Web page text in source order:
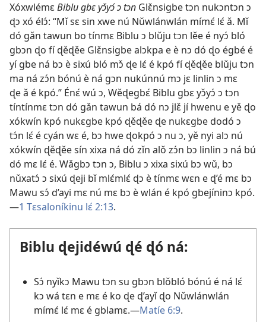
XóxwlémɛBiblu gbɛ yɔ̌yɔ́ ɔ tɔn Glɛ̌nsigbe tɔn nukɔntɔn ɔ
ɖɔ xó élɔ́: “Mǐ sɛ sin xwe nú Nǔwlánwlán mímɛ́ lɛ́ ǎ. Mǐ
dó gǎn tawun bo tínmɛ Biblu ɔ blǔju tɔn lěe é nyɔ́ bló
gbɔn ɖo fí ɖěɖěe Glɛ̌nsigbe alɔkpa e è nɔ dó ɖo égbé é
yí gbe ná bɔ è sixú bló mɔ̌ ɖe lɛ́ é kpó fí ɖěɖěe blǔju tɔn
ma ná zɔ́n bónú è ná gɔn nukúnnú mɔ jɛ linlin ɔ mɛ
ɖe ǎ é kpó.” Énɛ́ wú ɔ, Wěɖegbɛ́ Biblu gbɛ yɔ̌yɔ́ ɔ tɔn
tíntínmɛ tɔn dó gǎn tawun bá dó nɔ jlɛ̌ jí hwenu e yě ɖo
xókwín kpó nukɛgbe kpó ɖěɖěe ɖe nukɛgbe dodó ɔ
tɔ́n lɛ́ é cyán wɛ é, bɔ hwe ɖokpó ɔ nu ɔ, yě nyi alɔ nú
xókwín ɖěɖěe sín xixa ná dó zǐn alǒ zɔ́n bɔ linlin ɔ ná bú
dó mɛ lɛ́ é. Wǎgbɔ tɔn ɔ, Biblu ɔ xixa sixú bɔ wǔ, bɔ
nǔxatɔ́ ɔ sixú ɖeji bǐ mlɛ́mlɛ́ ɖɔ è tínmɛ wɛn e ɖ’é mɛ bɔ
Mawu sɔ́ d’ayi mɛ nú mɛ bɔ è wlán é kpó gbejíninɔ kpó.
—1 Tɛsaloníkinu lɛ́ 2:13.
Biblu ɖejidéwú ɖé ɖó ná:
Sɔ́ nyǐkɔ Mawu tɔn su gbɔn blǒbló bónú é ná lɛ́
kɔ wá tɛn e mɛ é ko ɖe ɖ’ayǐ ɖo Nǔwlánwlán
mímɛ́ lɛ́ mɛ é gblamɛ.—Matíe 6:9.